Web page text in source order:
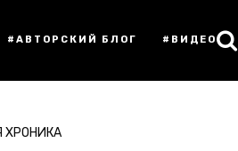
#АВТОРСКИЙ БЛОГ #ВИДЕО
ХРОНИКА